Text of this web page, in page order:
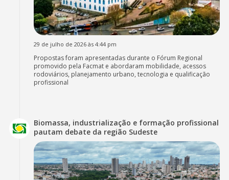
29 de julho de 2026 às 4:44 pm
Propostas foram apresentadas durante o Fórum Regional
promovido pela Facmat e abordaram mobilidade, acessos
rodoviários, planejamento urbano, tecnologia e qualificação
profissional
Biomassa, industrialização e formação profissional
pautam debate da região Sudeste